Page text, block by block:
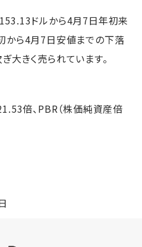
153.13ドルから4月7日年初来
から4月7日安値までの下落
大きく売られています。
倍、PBR（株価純資産倍